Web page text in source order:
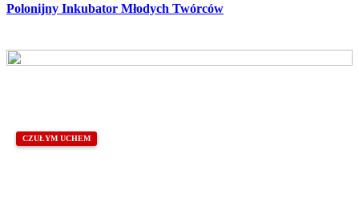
Polonijny Inkubator Młodych Twórców
CZUŁYM UCHEM